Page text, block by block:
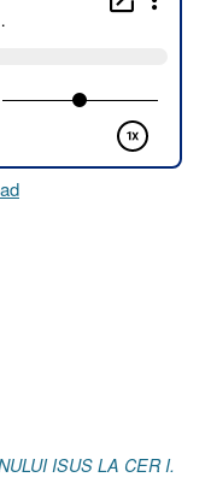
ISUS LA CER I.